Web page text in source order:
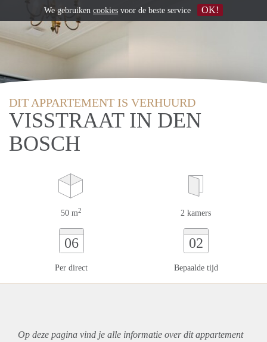
DIT APPARTEMENT IS VERHUURD
VISSTRAAT IN DEN
BOSCH
50 m2 2 kamers
06
Per direct
02
Bepaalde tijd
Op deze pagina vind je alle informatie over ditappartement
We gebruiken cookies voor de beste service OK!